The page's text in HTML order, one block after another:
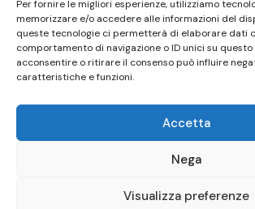
Per fornire le migliori esperienze, utilizziamo
memorizzare e/o accedere alle informazioni del
queste tecnologie ci permetterà di elaborare dati
comportamento di navigazione o ID unici su questo
acconsentire o ritirare il consenso può influire
caratteristiche e funzioni.
Accetta
Nega
Visualizza preferenze
essere contattato nell’ambito delle
profilato correlate ai servizi offerti da
Per maggiori informazioni consulta la
Copyright © 2026. Keyone Consulting S.r.l.
05967051219 – Tutti i diritti sono riservati
comunicazioneDelfiadv.it